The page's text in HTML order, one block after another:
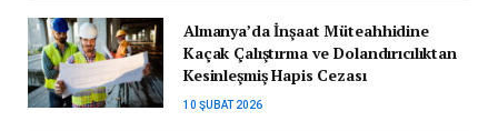
Almanya’da İnşaat Müteahhidine
Kaçak Çalıştırma ve Dolandırıcılıktan
Kesinleşmiş Hapis Cezası
10 ŞUBAT 2026